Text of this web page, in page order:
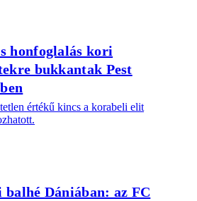
honfoglalás kori
bukkantak Pest
értékű kincs a korabeli elit
balhé Dániában: az FC